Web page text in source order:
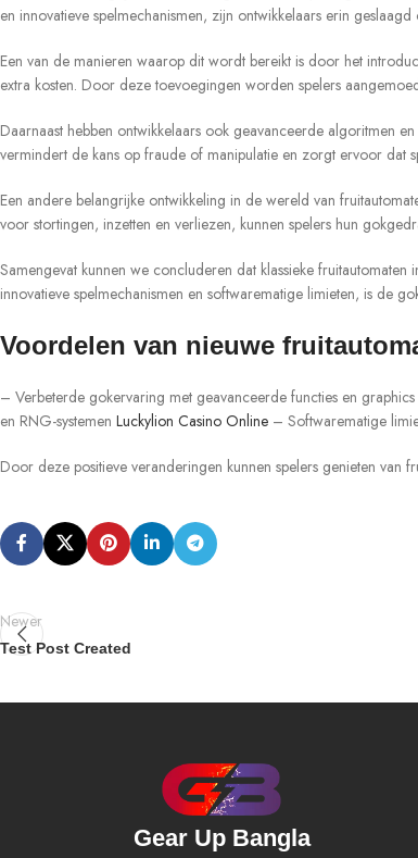
en innovatieve spelmechanismen, zijn ontwikkelaars erin
Een van de manieren waarop dit wordt bereikt is door het
extra kosten. Door deze toevoegingen worden spelers
Daarnaast hebben ontwikkelaars ook geavanceerde algoritmen
vermindert de kans op fraude of manipulatie en zorgt ervoor dat
Een andere belangrijke ontwikkeling in de wereld van
voor stortingen, inzetten en verliezen, kunnen spelers hun
Samengevat kunnen we concluderen dat klassieke
innovatieve spelmechanismen en softwarematige limieten, is de
Voordelen van nieuwe
– Verbeterde gokervaring met geavanceerde functies en
en RNG-systemen Luckylion Casino Online – Softwarematige
Door deze positieve veranderingen kunnen spelers genieten
Newer
Test Post Created
Gear Up Bangla